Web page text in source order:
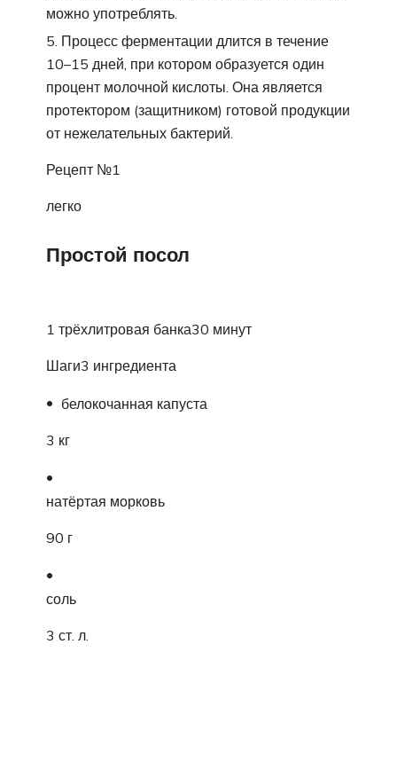
можно употреблять.
Процесс ферментации длится в течение
10–15 дней, при котором образуется один
процент молочной кислоты. Она является
протектором (защитником) готовой продукции
от нежелательных бактерий.
Рецепт №1
легко
Простой посол
1 трёхлитровая банка30 минут
Шаги3 ингредиента
белокочанная капуста
3 кг
натёртая морковь
90 г
соль
3 ст. л.